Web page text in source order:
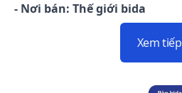
- Nơi bán: Thế giới bida
Xem tiếp